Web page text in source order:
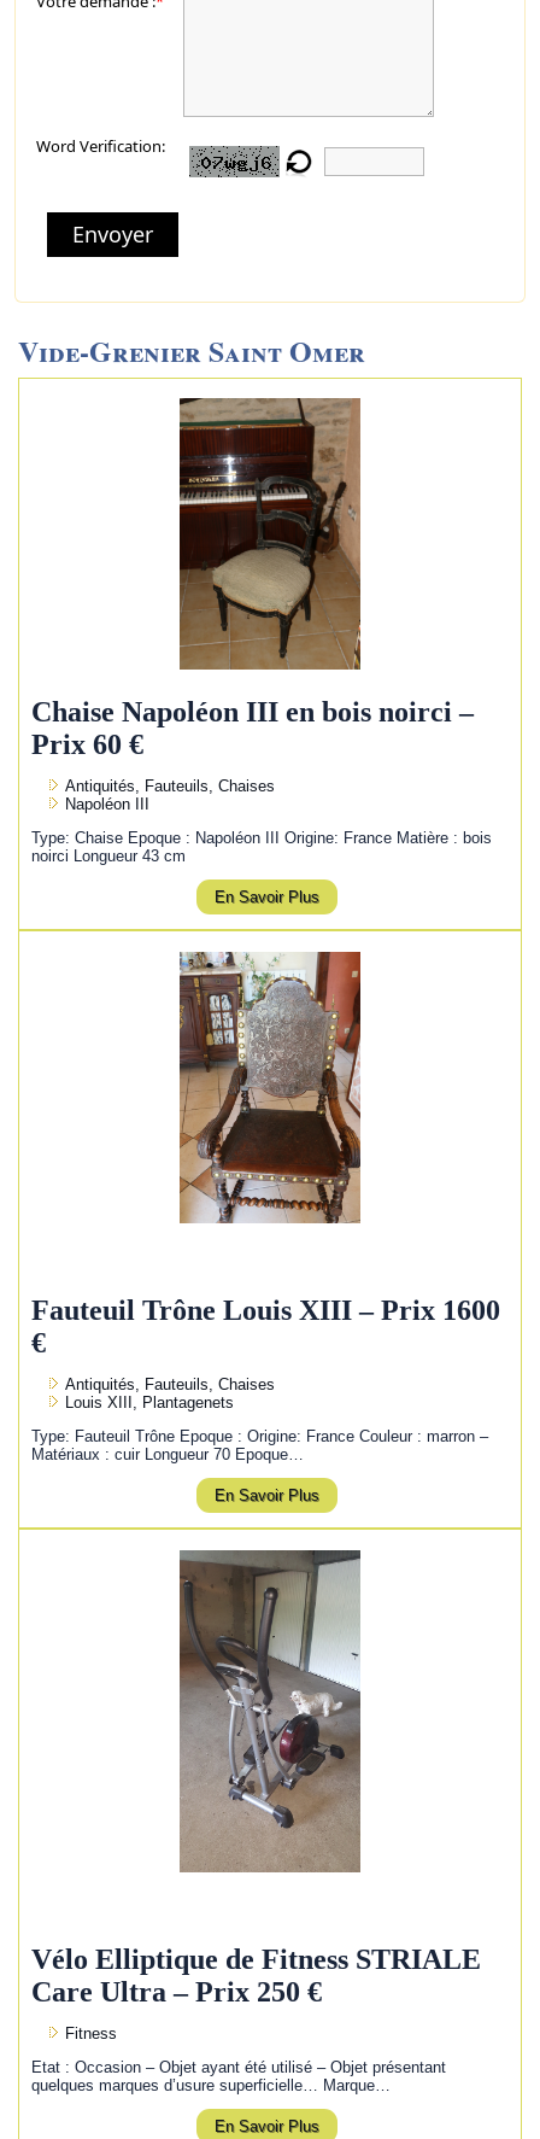
Word Verification:
Envoyer
Vide-Grenier Saint Omer
Chaise Napoléon III en bois noirci –
Prix 60 €
Antiquités, Fauteuils, Chaises
Napoléon III
Type: Chaise Epoque : Napoléon III Origine: France Matière : bois
noirci Longueur 43 cm
En Savoir Plus
Fauteuil Trône Louis XIII – Prix 1600
€
Antiquités, Fauteuils, Chaises
Louis XIII, Plantagenets
Type: Fauteuil Trône Epoque : Origine: France Couleur : marron –
Matériaux : cuir Longueur 70 Epoque…
En Savoir Plus
Vélo Elliptique de Fitness STRIALE
Care Ultra – Prix 250 €
Fitness
Etat : Occasion – Objet ayant été utilisé – Objet présentant
quelques marques d’usure superficielle… Marque…
En Savoir Plus